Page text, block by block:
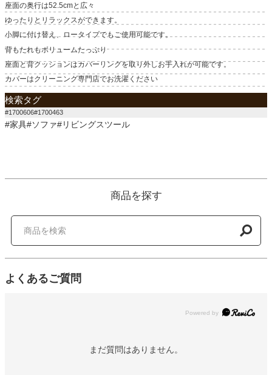
座面の奥行は52.5cmと広々
ゆったりとリラックスができます。
小脚に付け替え、ロータイプでもご使用可能です。
背もたれもボリュームたっぷり
座面と背クッションはカバーリングを取り外しお手入れが可能です。
カバーはクリーニング専門店でお洗濯ください
検索タグ
#1700606#1700463
#家具#ソファ#リビングスツール
商品を探す
よくあるご質問
Powered by
まだ質問はありません。